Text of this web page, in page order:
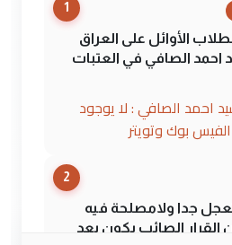
1
الأوائل على العراق
احمد الصافي في العتبات
احمد الصافي : لا يوجود
بوك وتويتر
2
جدا ولامصلحة فيه
القرار الصائب يكون بعد